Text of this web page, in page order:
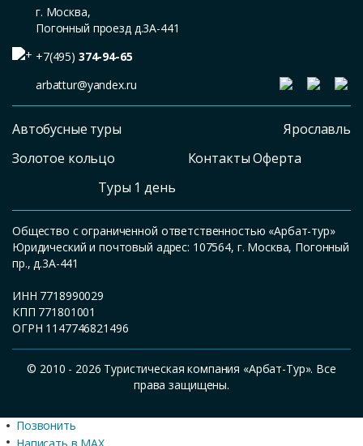
г. Москва,
Погонный проезд д.3А-441
+7(495) 374-94-65
arbattur@yandex.ru
Автобусные туры
Золотое кольцо
Туры 1 день
Ярославль
Контакты Оферта
Общество с ограниченной ответственностью «Арбат-тур»
Юридический и почтовый адрес: 107564, г. Москва, Погонный
пр., д.3А-441
ИНН 7718990029
КПП 771801001
ОГРН 1147746821496
© 2010 - 2026 Туристическая компания «Арбат-Тур». Все
права защищены.
Позвонить